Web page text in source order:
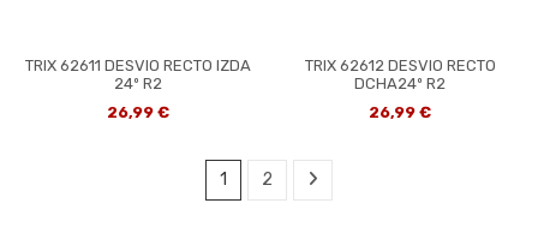
TRIX 62611 DESVIO RECTO IZDA
24º R2
26,99 €
TRIX 62612 DESVIO RECTO
DCHA24º R2
26,99 €
1 2